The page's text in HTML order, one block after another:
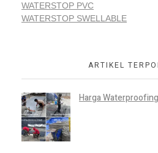
WATERSTOP PVC
WATERSTOP SWELLABLE
ARTIKEL
Harga